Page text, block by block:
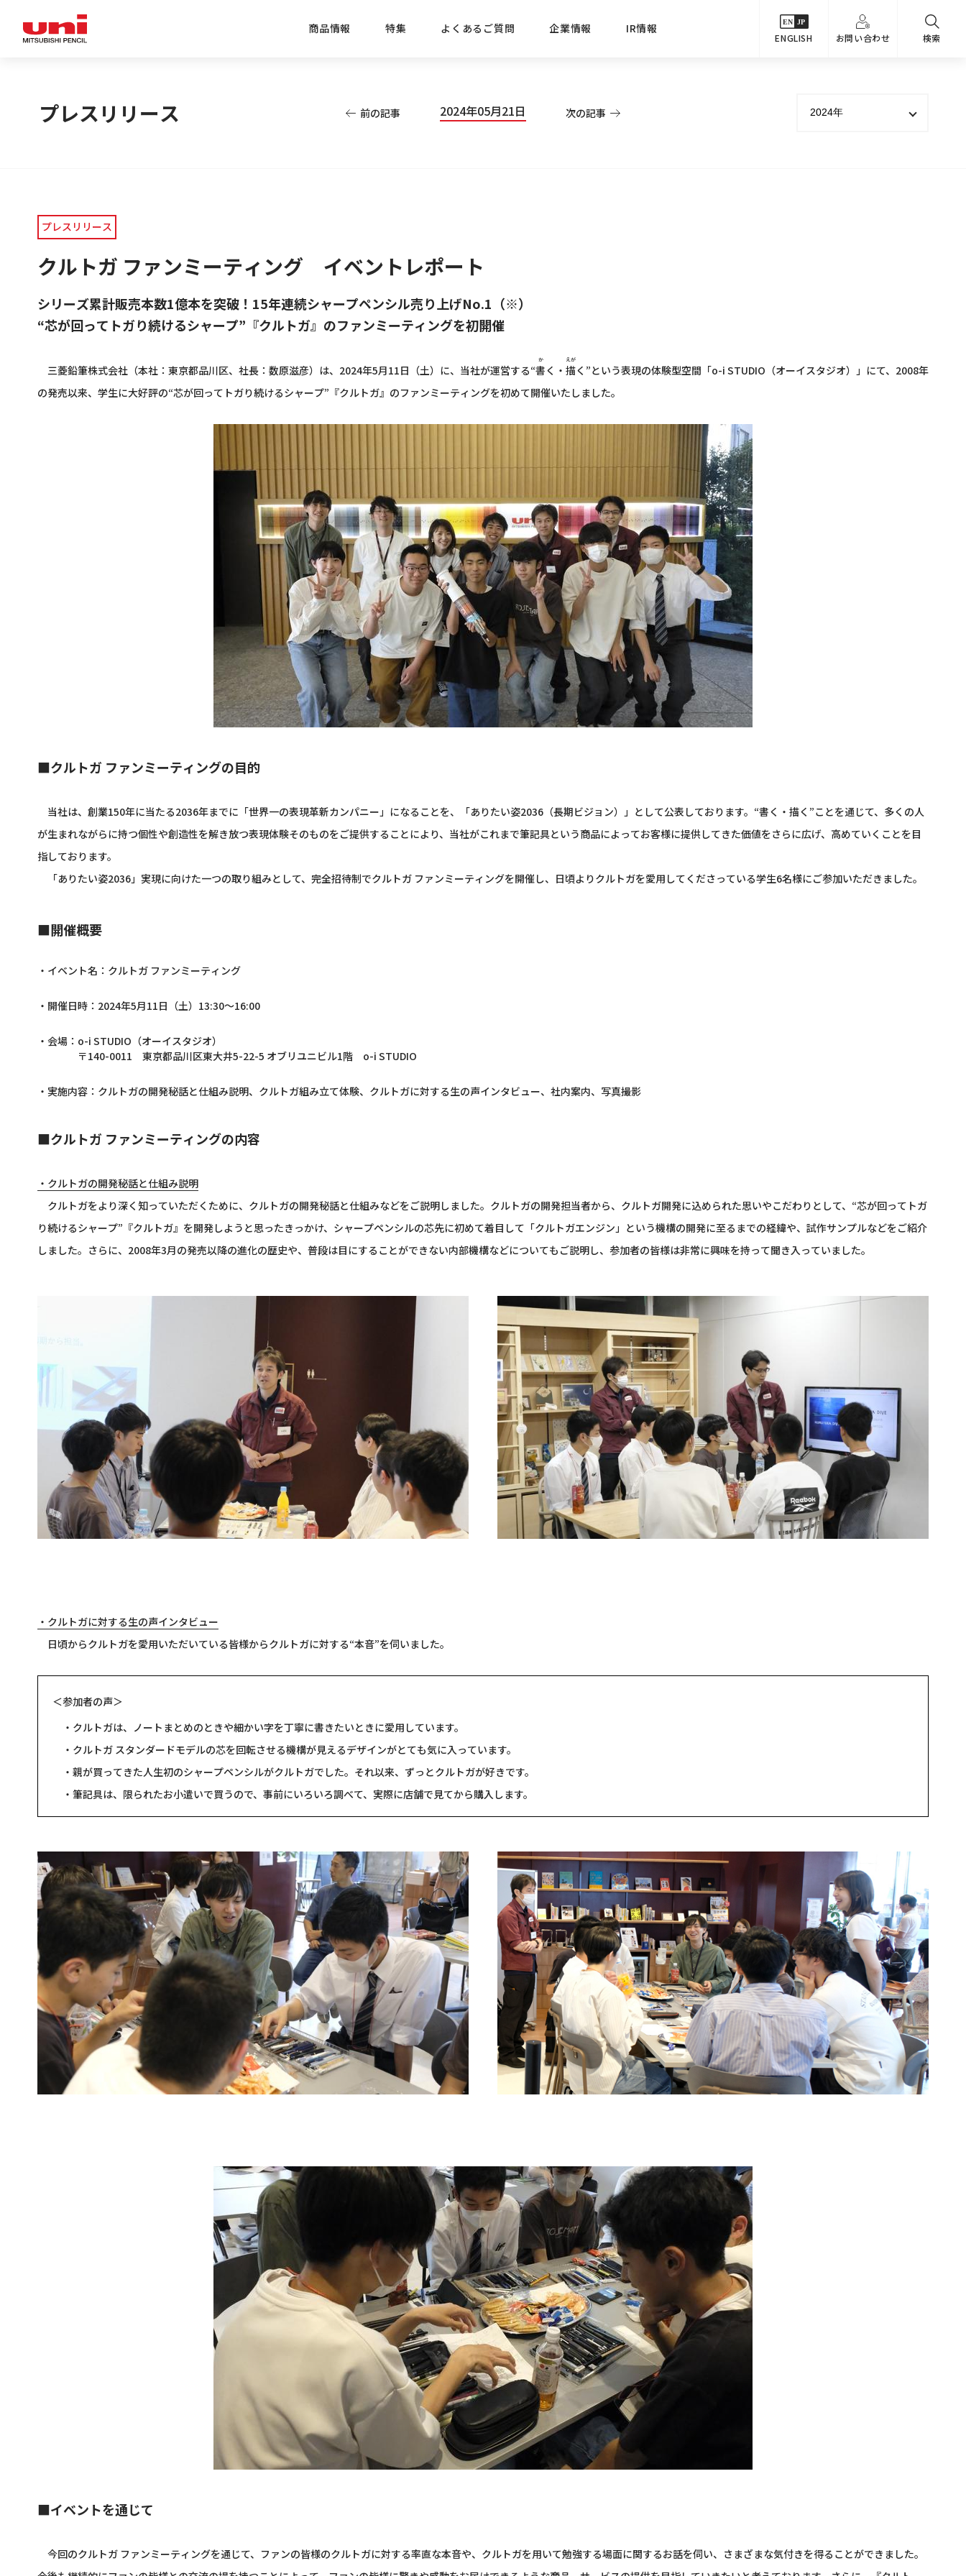
商品情報
新商品 目的・シーンでさがす
特集
おすすめコンテンツ
よくあるご質問 企業情報
経営方針 ごあいさつ
IR情報
IRニュース 株式情報
ENGLISH お問い合わせ 検索
プレスリリース 前の記事 2024年05月21日 次の記事
プレスリリース
クルトガ ファンミーティング イベントレポート
シリーズ累計販売本数1億本を突破！15年連続シャープペンシル売り上げNo.1（※）
“芯が回ってトガり続けるシャープ”『クルトガ』のファンミーティングを初開催
三菱鉛筆株式会社（本社：東京都品川区、社長：数原滋彦）は、2024年5月11日（土）に、当社が運営する“書
か
く ・ 描
えが
く ”という表現の体験型空間「o-i STUDIO（オーイスタジオ）」にて、2008年
の発売以来、学生に大好評の“芯が回ってトガり続けるシャープ”『クルトガ』のファンミーティングを初めて開催いたしました。
■クルトガ ファンミーティングの目的
当社は、創業150年に当たる2036年までに「世界一の表現革新カンパニー」になることを、「ありたい姿2036（長期ビジョン）」として公表しております。“書く・描く”ことを通じて、多くの人
が生まれながらに持つ個性や創造性を解き放つ表現体験そのものをご提供することにより、当社がこれまで筆記具という商品によってお客様に提供してきた価値をさらに広げ、高めていくことを目
指しております。
「ありたい姿2036」実現に向けた一つの取り組みとして、完全招待制でクルトガ ファンミーティングを開催し、日頃よりクルトガを愛用してくださっている学生6名様にご参加いただきました。
■開催概要
・イベント名：クルトガ ファンミーティング
・開催日時：2024年5月11日（土）13:30～16:00
・会場：o-i STUDIO（オーイスタジオ）
〒140-0011 東京都品川区東大井5-22-5 オブリユニビル1階 o-i STUDIO
・実施内容：クルトガの開発秘話と仕組み説明、クルトガ組み立て体験、クルトガに対する生の声インタビュー、社内案内、写真撮影
■クルトガ ファンミーティングの内容
・クルトガの開発秘話と仕組み説明
クルトガをより深く知っていただくために、クルトガの開発秘話と仕組みなどをご説明しました。クルトガの開発担当者から、クルトガ開発に込められた思いやこだわりとして、“芯が回ってトガ
り続けるシャープ”『クルトガ』を開発しようと思ったきっかけ、シャープペンシルの芯先に初めて着目して「クルトガエンジン」という機構の開発に至るまでの経緯や、試作サンプルなどをご紹介
しました。さらに、2008年3月の発売以降の進化の歴史や、普段は目にすることができない内部機構などについてもご説明し、参加者の皆様は非常に興味を持って聞き入っていました。
・クルトガに対する生の声インタビュー
日頃からクルトガを愛用いただいている皆様からクルトガに対する“本音”を伺いました。
＜参加者の声＞
・クルトガは、ノートまとめのときや細かい字を丁寧に書きたいときに愛用しています。
・クルトガ スタンダードモデルの芯を回転させる機構が見えるデザインがとても気に入っています。
・親が買ってきた人生初のシャープペンシルがクルトガでした。それ以来、ずっとクルトガが好きです。
・筆記具は、限られたお小遣いで買うので、事前にいろいろ調べて、実際に店舗で見てから購入します。
■イベントを通じて
今回のクルトガ ファンミーティングを通じて、ファンの皆様のクルトガに対する率直な本音や、クルトガを用いて勉強する場面に関するお話を伺い、さまざまな気付きを得ることができました。